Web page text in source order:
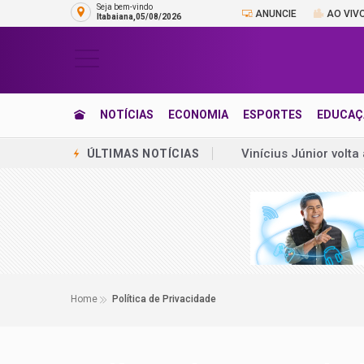
Seja bem-vindo
Itabaiana,05/08/2026
ANUNCIE AO
NOTÍCIAS ECONOMIA ESPORTES
ÚLTIMAS NOTÍCIAS
Emplacamentos de
Produção da
Neymar provoca
Jogador do São
Home Política de Privacidade